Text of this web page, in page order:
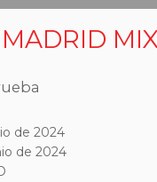
de 2024
de 2024